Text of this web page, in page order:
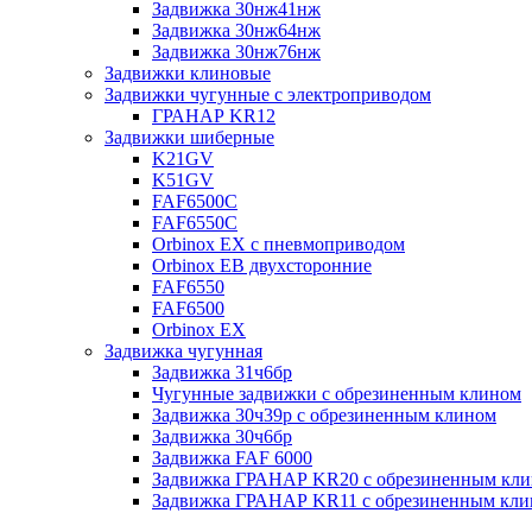
Задвижка 30нж41нж
Задвижка 30нж64нж
Задвижка 30нж76нж
Задвижки клиновые
Задвижки чугунные с электроприводом
ГРАНАР KR12
Задвижки шиберные
K21GV
K51GV
FAF6500C
FAF6550С
Orbinox EX с пневмоприводом
Orbinox EB двухсторонние
FAF6550
FAF6500
Orbinox EX
Задвижка чугунная
Задвижка 31ч6бр
Чугунные задвижки с обрезиненным клином
Задвижка 30ч39р с обрезиненным клином
Задвижка 30ч6бр
Задвижка FAF 6000
Задвижка ГРАНАР KR20 с обрезиненным
Задвижка ГРАНАР KR11 с обрезиненным